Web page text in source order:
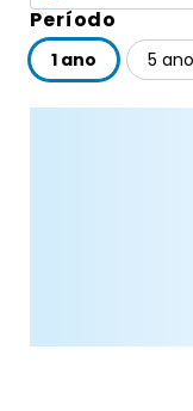
Período
1 ano 5